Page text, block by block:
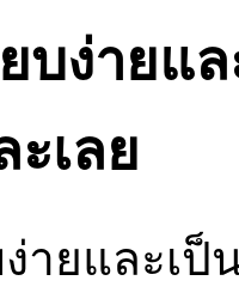
บง่ายแ
เลย
ง่ายและเ